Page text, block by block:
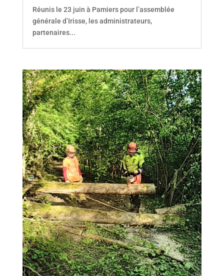
Réunis le 23 juin à Pamiers pour l’assemblée
générale d’Irisse, les administrateurs,
partenaires...